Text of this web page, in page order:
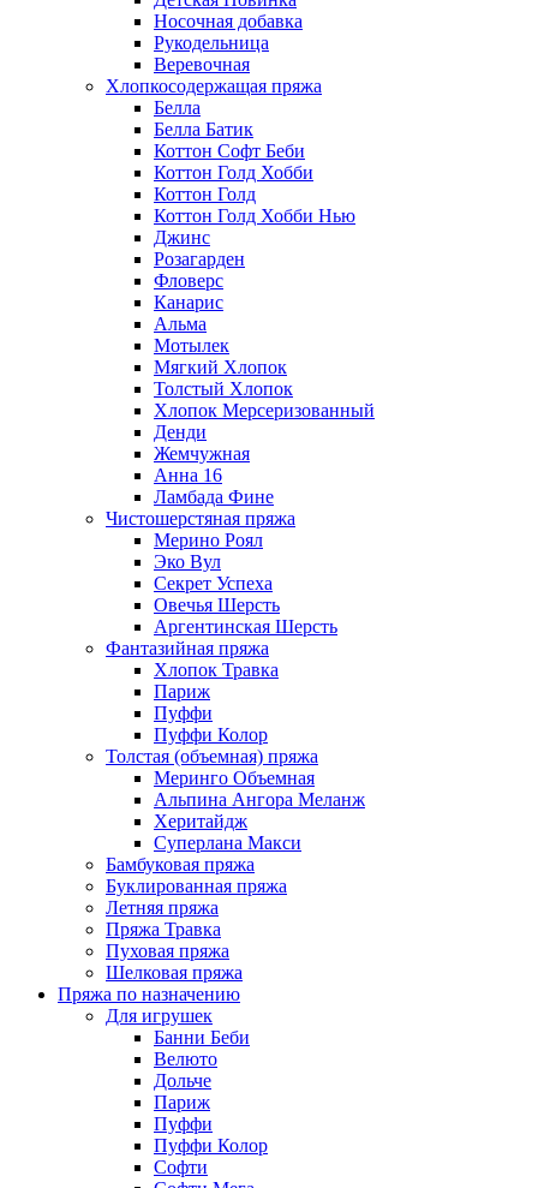
Носочная добавка
Рукодельница
Веревочная
Хлопкосодержащая пряжа
Белла
Белла Батик
Коттон Софт Беби
Коттон Голд Хобби
Коттон Голд
Коттон Голд Хобби Нью
Джинс
Розагарден
Фловерс
Канарис
Альма
Мотылек
Мягкий Хлопок
Толстый Хлопок
Хлопок Мерсеризованный
Денди
Жемчужная
Анна 16
Ламбада Фине
Чистошерстяная пряжа
Мерино Роял
Эко Вул
Секрет Успеха
Овечья Шерсть
Аргентинская Шерсть
Фантазийная пряжа
Хлопок Травка
Париж
Пуффи
Пуффи Колор
Толстая (объемная) пряжа
Меринго Объемная
Альпина Ангора Меланж
Херитайдж
Суперлана Макси
Бамбуковая пряжа
Буклированная пряжа
Летняя пряжа
Пряжа Травка
Пуховая пряжа
Шелковая пряжа
Пряжа по назначению
Для игрушек
Банни Беби
Велюто
Дольче
Париж
Пуффи
Пуффи Колор
Софти